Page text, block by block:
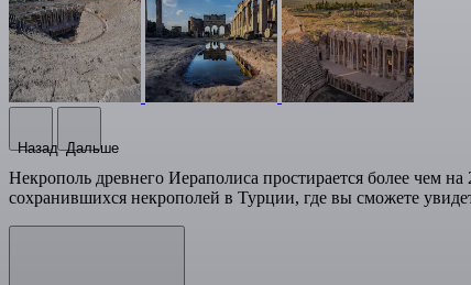
Назад Дальше
Некрополь древнего Иераполиса простирается более чем
сохранившихся некрополей в Турции, где вы сможете